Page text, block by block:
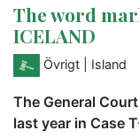
The word
ICELAND
Övrigt | Island
The General
last year in Case